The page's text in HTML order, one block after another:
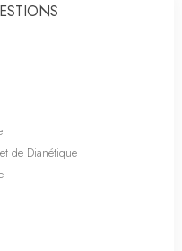
de Dianétique